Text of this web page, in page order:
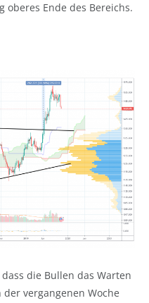
oberes Ende des Bereichs.
die Bullen das Warten
vergangenen Woche